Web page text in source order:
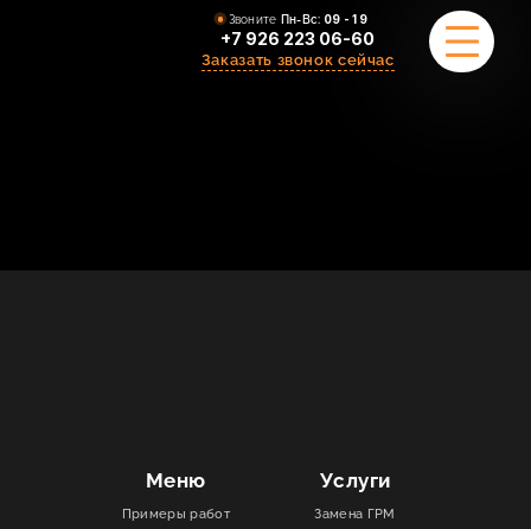
Звоните Пн-Вс: 09 - 19
+7 926 223 06-60
Заказать звонок сейчас
КОНТАКТЫМеню
Примеры работ
Услуги
Замена ГРМ